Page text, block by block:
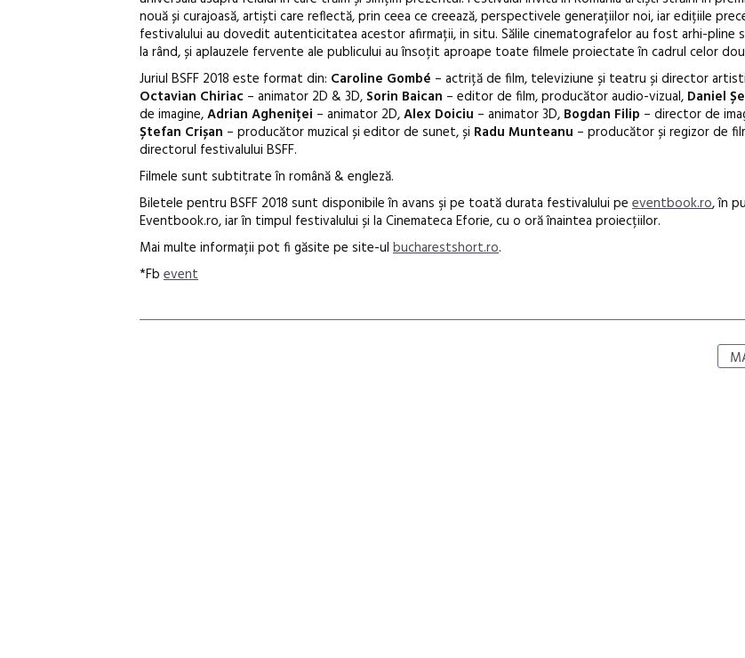
nouă și curajoasă, artiști care reflectă, prin ceea ce creează, perspectivele generațiilor noi, iar edițiile
festivalului au dovedit autenticitatea acestor afirmații, in situ. Sălile cinematografelor au fost arhi-pline
la rând, și aplauzele fervente ale publicului au însoțit aproape toate filmele proiectate în cadrul celor
Juriul BSFF 2018 este format din: Caroline Gombé – actriță de film, televiziune și teatru și director
Octavian Chiriac – animator 2D & 3D, Sorin Baican – editor de film, producător audio-vizual, Daniel
de imagine,Adrian Agheniței – animator 2D,Alex Doiciu – animator 3D, Bogdan Filip – director de
Ștefan Crișan – producător muzical și editor de sunet, și Radu Munteanu – producător și regizor de
directorul festivalului BSFF.
Filmele sunt subtitrate în română & engleză.
Biletele pentru BSFF 2018 sunt disponibile în avans şi pe toată durata festivalului pe eventbook.ro, în
Eventbook.ro, iar în timpul festivalului și la Cinemateca Eforie, cu o oră înaintea proiecțiilor.
Mai multe informații pot fi găsite pe site-ul bucharestshort.ro.
*Fb event